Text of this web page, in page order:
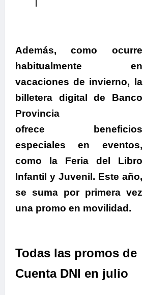
Además, como ocurre
habitualmente en
vacaciones de invierno, la
billetera digital de Banco
Provincia
ofrece beneficios
especiales en eventos,
como la Feria del Libro
Infantil y Juvenil. Este año,
se suma por primera vez
una promo en movilidad.
Todas las promos de
Cuenta DNI en julio